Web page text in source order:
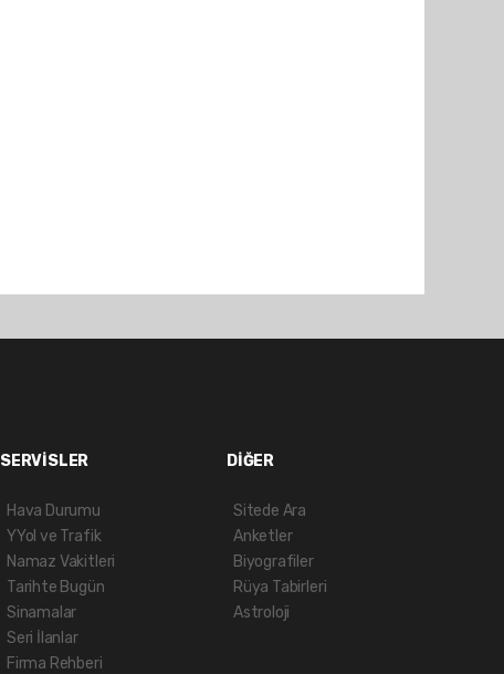
SERVİSLER
Hava Durumu
YYol ve Trafik
Namaz Vakitleri
Tarihte Bugün
Sinamalar
Seri İlanlar
Firma Rehberi
DİĞER
Sitede Ara
Anketler
Biyografiler
Rüya Tabirleri
Astroloji